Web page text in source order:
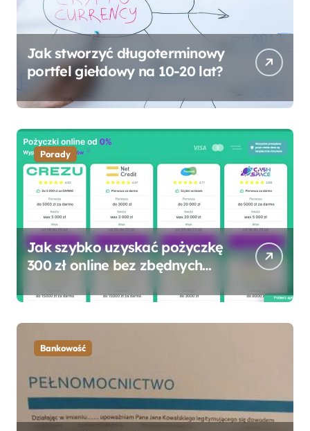
Jak stworzyć długoterminowy
portfel giełdowy na 10-20 lat?
Porady
Jak szybko uzyskać pożyczkę
300 zł online bez zbędnych
Bankowość